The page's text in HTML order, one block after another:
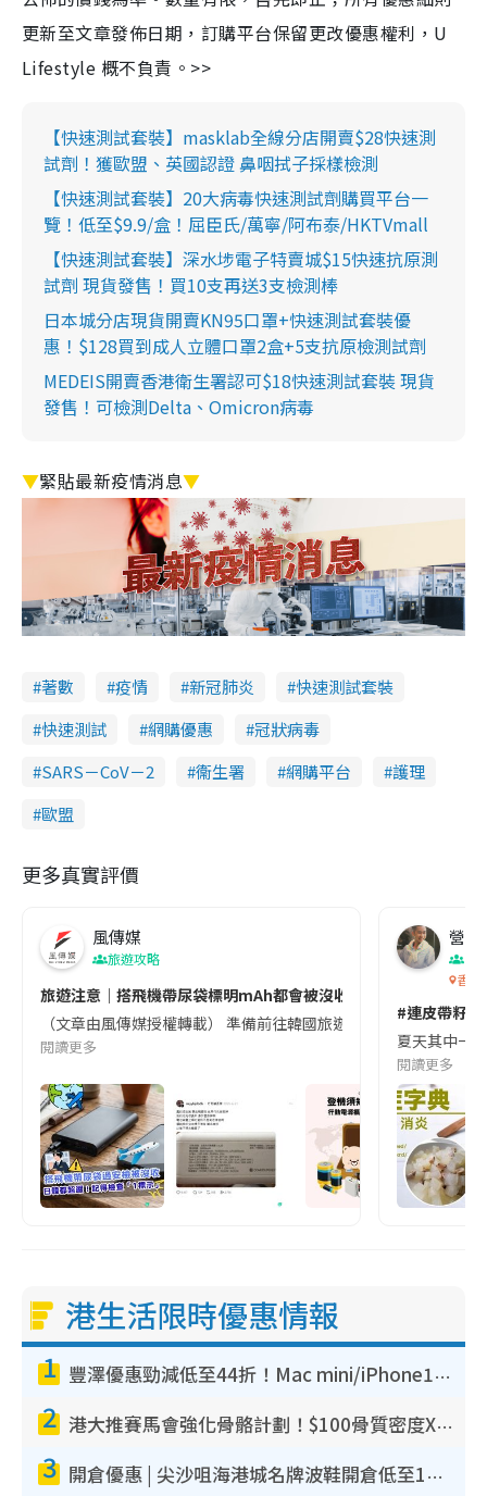
更新至文章發佈日期，訂購平台保留更改優惠權利，U
Lifestyle 概不負責。>>
【快速測試套裝】masklab全線分店開賣$28快速測
試劑！獲歐盟、英國認證 鼻咽拭子採樣檢測
【快速測試套裝】20大病毒快速測試劑購買平台一
覽！低至$9.9/盒！屈臣氏/萬寧/阿布泰/HKTVmall
【快速測試套裝】深水埗電子特賣城$15快速抗原測
試劑 現貨發售！買10支再送3支檢測棒
日本城分店現貨開賣KN95口罩+快速測試套裝優
惠！$128買到成人立體口罩2盒+5支抗原檢測試劑
MEDEIS開賣香港衛生署認可$18快速測試套裝 現貨
發售！可檢測Delta、Omicron病毒
▼緊貼最新疫情消息▼
著數 疫情 新冠肺炎
快速測試套裝
快速測試
網購優惠
冠狀病毒
SARS－CoV－2
衞生署 網購平台
護理
歐盟
更多真實評價
風傳媒
旅遊攻略
旅遊注意｜搭飛機帶尿袋標明mAh都會被沒收😱出發前切記檢查
（文章由風傳媒授權轉載） 準備前往韓國旅遊的民眾，近期要
閱讀更多
營養
香港
#連皮帶籽
夏天其中一
閱讀更多
港生活限時優惠情報
1 豐澤優惠勁減低至44折！Mac mini/iPhone17Pro大減價！廚房家電$220起
2 港大推賽馬會強化骨骼計劃！$100骨質密度X光檢查 完成免費運動訓練送超市禮券！附參加資格
3 開倉優惠 | 尖沙咀海港城名牌波鞋開倉低至1折！On鞋$899起／Joy&Peace鞋履$98起